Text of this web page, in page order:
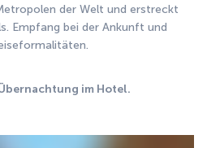
der Welt und erstreckt
Empfang bei der Ankunft und
im Hotel.